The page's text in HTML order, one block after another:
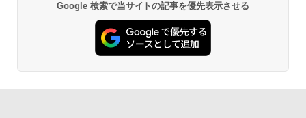
Google 検索で当サイトの記事を優先表示させる